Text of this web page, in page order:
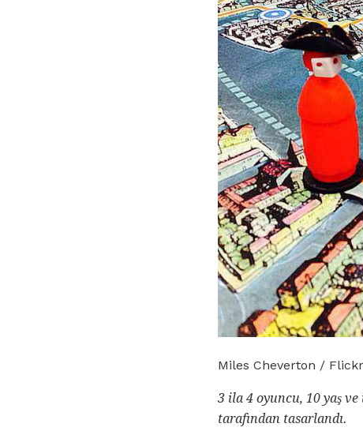
Miles Cheverton / Flickr
3 ila 4 oyuncu, 10 yaş ve
tarafından tasarlandı.